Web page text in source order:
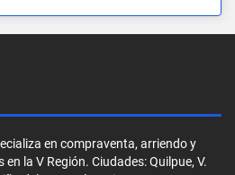
en compraventa, arriendo y
la V Región. Ciudades: Quilpue, V.